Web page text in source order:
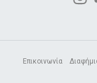
Επικοινωνία